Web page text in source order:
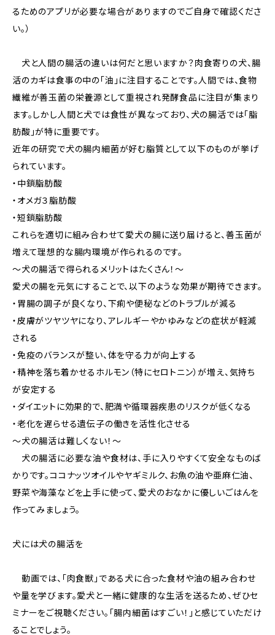
るためのアプリが必要な場合がありますのでご自身で確認くださ
い。）
犬と人間の腸活の違いは何だと思いますか？肉食寄りの犬、腸
活のカギは食事の中の「油」に注目することです。人間では、食物
繊維が善玉菌の栄養源として重視され発酵食品に注目が集まり
ます。しかし人間と犬では食性が異なっており、犬の腸活では「脂
肪酸」が特に重要です。
近年の研究で犬の腸内細菌が好む脂質として以下のものが挙げ
られています。
・中鎖脂肪酸
・オメガ３脂肪酸
・短鎖脂肪酸
これらを適切に組み合わせて愛犬の腸に送り届けると、善玉菌が
増えて理想的な腸内環境が作られるのです。
〜犬の腸活で得られるメリットはたくさん！〜
愛犬の腸を元気にすることで、以下のような効果が期待できます。
・胃腸の調子が良くなり、下痢や便秘などのトラブルが減る
・皮膚がツヤツヤになり、アレルギーやかゆみなどの症状が軽減
される
・免疫のバランスが整い、体を守る力が向上する
・精神を落ち着かせるホルモン（特にセロトニン）が増え、気持ち
が安定する
・ダイエットに効果的で、肥満や循環器疾患のリスクが低くなる
・老化を遅らせる遺伝子の働きを活性化させる
〜犬の腸活は難しくない！〜
犬の腸活に必要な油や食材は、手に入りやすくて安全なものば
かりです。ココナッツオイルやヤギミルク、お魚の油や亜麻仁油、
野菜や海藻などを上手に使って、愛犬のおなかに優しいごはんを
作ってみましょう。
犬には犬の腸活を
動画では、「肉食獣」である犬に合った食材や油の組み合わせ
や量を学びます。愛犬と一緒に健康的な生活を送るため、ぜひセ
ミナーをご視聴ください。「腸内細菌はすごい！」と感じていただけ
ることでしょう。